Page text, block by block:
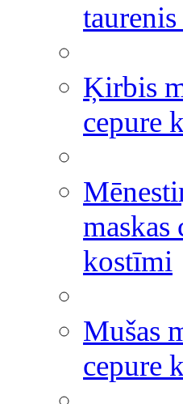
Ķirbis
cepure
maskas
kostīmi
Mušas
cepure